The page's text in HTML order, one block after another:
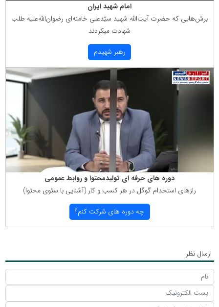
امام شهید ایران
برش‌هایی كه حضرت آیت‌الله شهید سیّدعلی خامنه‌ای رضوان‌الله‌علیه طلب
شهادت میكردند
رهبر شهیدم
دوره های حرفه ای تولیدمحتوا و روابط عمومی
رازهای استخدام گوگل در هر كسب و كار (آشنایی با سئوی محتوا)
چه دوره های شركت كنم؟
ارسال نظر